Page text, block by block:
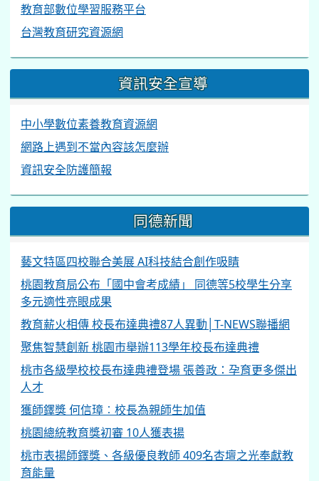
教育部數位學習服務平台
台灣教育研究資源網
資訊安全宣導
中小學數位素養教育資源網
網路上遇到不當內容該怎麼辦
資訊安全防護簡報
同德新聞
藝文特區四校聯合美展 AI科技結合創作吸睛
桃園教育局公布「國中會考成績」 同德等5校學生分享
多元適性亮眼成果
教育薪火相傳 校長布達典禮87人異動│T-NEWS聯播網
聚焦智慧創新 桃園市舉辦113學年校長布達典禮
桃市各級學校校長布達典禮登場 張善政：孕育更多傑出
人才
獲師鐸獎 何信璋︰校長為親師生加值
桃園總統教育獎初審 10人獲表揚
桃市表揚師鐸獎、各級優良教師 409名杏壇之光奉獻教
育能量